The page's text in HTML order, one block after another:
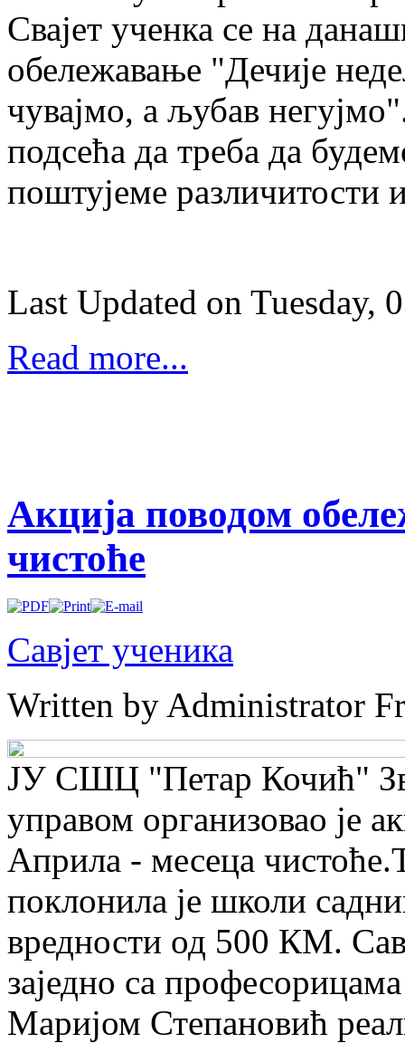
Свајет ученка се на
обележавање "Дечије
чувајмо, а љубав
подсећа да треба да
поштујеме различитости
Last Updated on Tuesday,
Read more...
Aкцијa поводом
чистоће
Савјет ученика
Written by Administrator
ЈУ СШЦ "Петар Кочић"
управом организовао је
Априла - месеца
поклонила је школи
вредности од 500 КМ.
заједно са
Маријом Степановић